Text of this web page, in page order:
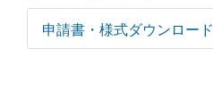
申請書・様式ダウンロード